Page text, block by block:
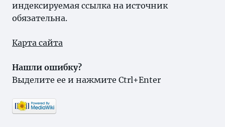
индексируемая ссылка на источник
обязательна.
Карта сайта
Нашли ошибку?
Выделите ее и нажмите Ctrl+Enter